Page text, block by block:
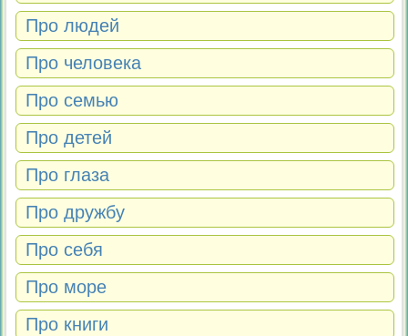
Про людей
Про человека
Про семью
Про детей
Про глаза
Про дружбу
Про себя
Про море
Про книги